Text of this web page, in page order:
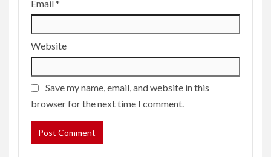
Email*
Website
Save my name, email, and website in this
browser for the next time I comment.